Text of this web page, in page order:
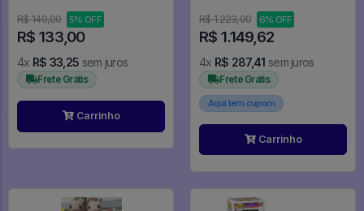
R$ 140,00 5% OFF
R$ 133,00
4x R$ 33,25 sem juros
Frete Grátis
Carrinho
R$ 1.223,00
6% OFF
R$ 1.149,62
4x R$ 287,41 sem juros
Frete Grátis
Aqui tem cupom
Carrinho